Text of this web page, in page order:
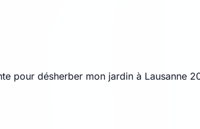
pour désherber mon jardin à Lausanne